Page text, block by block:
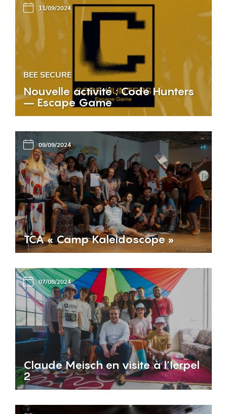
11/09/2024
BEE SECURE
Nouvelle activité : Code Hunters
– Escape Game
09/09/2024
TCA « Camp Kaleidoscope »
07/08/2024
Claude Meisch en visite à l’Ierpel
2